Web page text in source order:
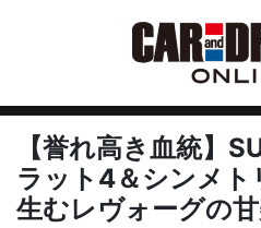
【誉れ高き血統】
ラット4＆シンメ
生むレヴォーグの